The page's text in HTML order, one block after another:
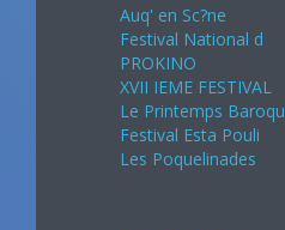
Auq' en Sc?ne
Festival National d
PROKINO
XVII IEME FESTIVAL
Le Printemps Baroqu
Festival Esta Pouli
Les Poquelinades